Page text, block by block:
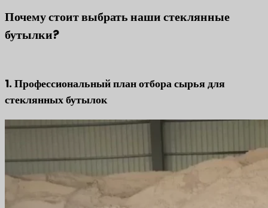
Почему стоит выбрать наши стеклянные
бутылки?
1. Профессиональный план отбора сырья для
стеклянных бутылок